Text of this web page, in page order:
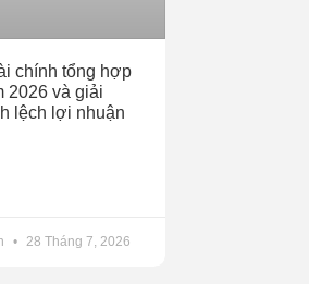
chính tổng hợp
2026 và giải
lệch lợi nhuận
28 Tháng 7, 2026